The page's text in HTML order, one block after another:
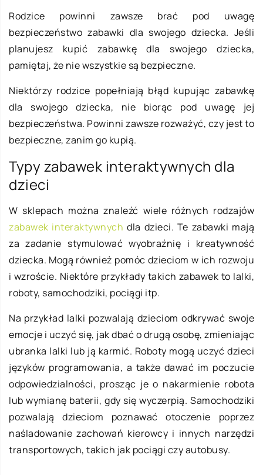
Rodzice powinni zawsze brać pod uwagę
bezpieczeństwo zabawki dla swojego dziecka. Jeśli
planujesz kupić zabawkę dla swojego dziecka,
pamiętaj, że nie wszystkie są bezpieczne.
Niektórzy rodzice popełniają błąd kupując zabawkę
dla swojego dziecka, nie biorąc pod uwagę jej
bezpieczeństwa. Powinni zawsze rozważyć, czy jest to
bezpieczne, zanim go kupią.
Typy zabawek interaktywnych dla
dzieci
W sklepach można znaleźć wiele różnych rodzajów
zabawek interaktywnych dla dzieci. Te zabawki mają
za zadanie stymulować wyobraźnię i kreatywność
dziecka. Mogą również pomóc dzieciom w ich rozwoju
i wzroście. Niektóre przykłady takich zabawek to lalki,
roboty, samochodziki, pociągi itp.
Na przykład lalki pozwalają dzieciom odkrywać swoje
emocje i uczyć się, jak dbać o drugą osobę, zmieniając
ubranka lalki lub ją karmić. Roboty mogą uczyć dzieci
języków programowania, a także dawać im poczucie
odpowiedzialności, prosząc je o nakarmienie robota
lub wymianę baterii, gdy się wyczerpią. Samochodziki
pozwalają dzieciom poznawać otoczenie poprzez
naśladowanie zachowań kierowcy i innych narzędzi
transportowych, takich jak pociągi czy autobusy.